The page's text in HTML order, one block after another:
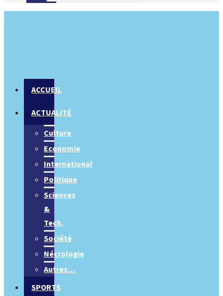
ACCUEIL
ACTUALITÉ
Culture
Economie
International
Politique
Sciences
&
Tech.
Société
Nécrologie
Autres…
SPORTS